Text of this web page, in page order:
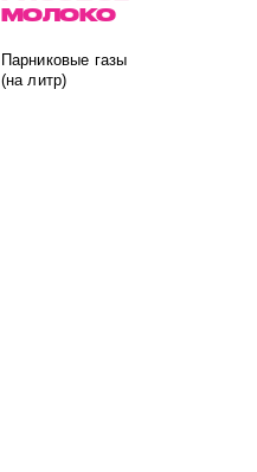
МОЛОКО
Парниковые газы
(на литр)